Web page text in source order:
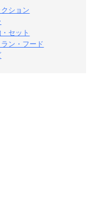
ション
セット
ン・フード